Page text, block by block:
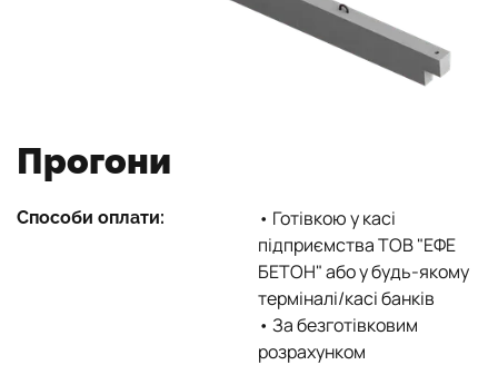
Прогони
Способи оплати:
• Готівкою у касі
підприємства ТОВ "ЕФЕ
БЕТОН" або у будь-якому
терміналі/касі банків
• За безготівковим
розрахунком